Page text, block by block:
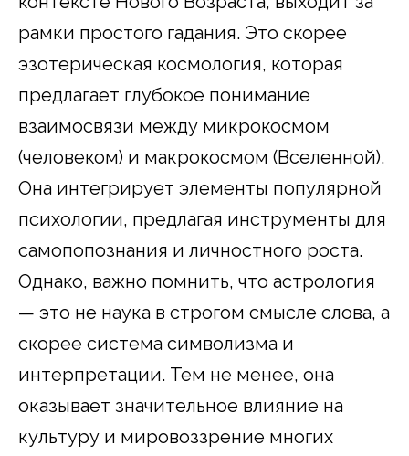
рамки простого гадания. Это скорее
эзотерическая космология, которая
предлагает глубокое понимание
взаимосвязи между микрокосмом
(человеком) и макрокосмом (Вселенной).
Она интегрирует элементы популярной
психологии, предлагая инструменты для
самопопознания и личностного роста.
Однако, важно помнить, что астрология
— это не наука в строгом смысле слова, а
скорее система символизма и
интерпретации. Тем не менее, она
оказывает значительное влияние на
культуру и мировоззрение многих